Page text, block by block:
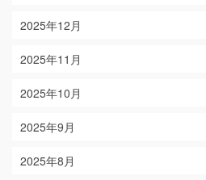
2025年12月
2025年11月
2025年10月
2025年9月
2025年8月